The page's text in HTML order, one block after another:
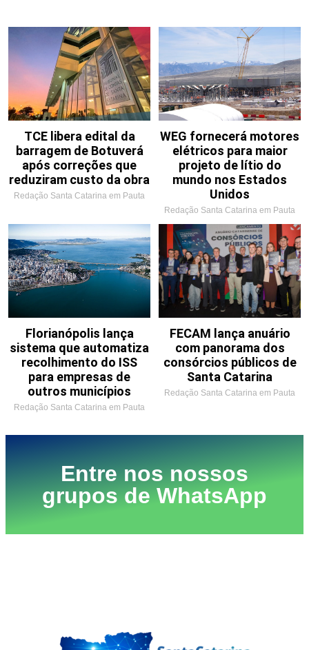
TCE libera edital da
barragem de Botuverá
após correções que
reduziram custo da obra
Redação Santa Catarina em Pauta
WEG fornecerá motores
elétricos para maior
projeto de lítio do
mundo nos Estados
Unidos
Redação Santa Catarina em Pauta
Florianópolis lança
sistema que automatiza
recolhimento do ISS
para empresas de
outros municípios
Redação Santa Catarina em Pauta
FECAM lança anuário
com panorama dos
consórcios públicos de
Santa Catarina
Redação Santa Catarina em Pauta
Entre nos nossos
grupos de WhatsApp